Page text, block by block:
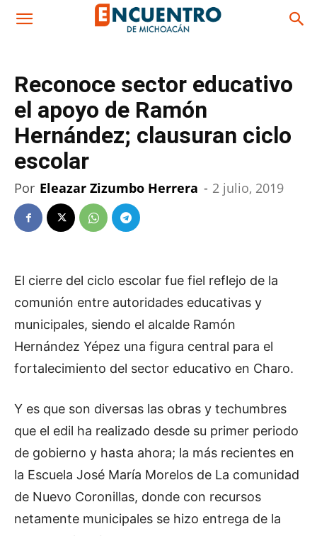
Reconoce sector educativo
el apoyo de Ramón
Hernández; clausuran ciclo
escolar
Por Eleazar Zizumbo Herrera - 2 julio, 2019
El cierre del ciclo escolar fue fiel reflejo de la
comunión entre autoridades educativas y
municipales, siendo el alcalde Ramón
Hernández Yépez una figura central para el
fortalecimiento del sector educativo en Charo.
Y es que son diversas las obras y techumbres
que el edil ha realizado desde su primer periodo
de gobierno y hasta ahora; la más recientes en
la Escuela José María Morelos de La comunidad
de Nuevo Coronillas, donde con recursos
netamente municipales se hizo entrega de la